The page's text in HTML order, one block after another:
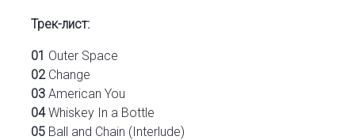
Трек-лист:
01 Outer Space
02Change
03 American You
04Whiskey In a Bottle
05 Ball and Chain (Interlude)